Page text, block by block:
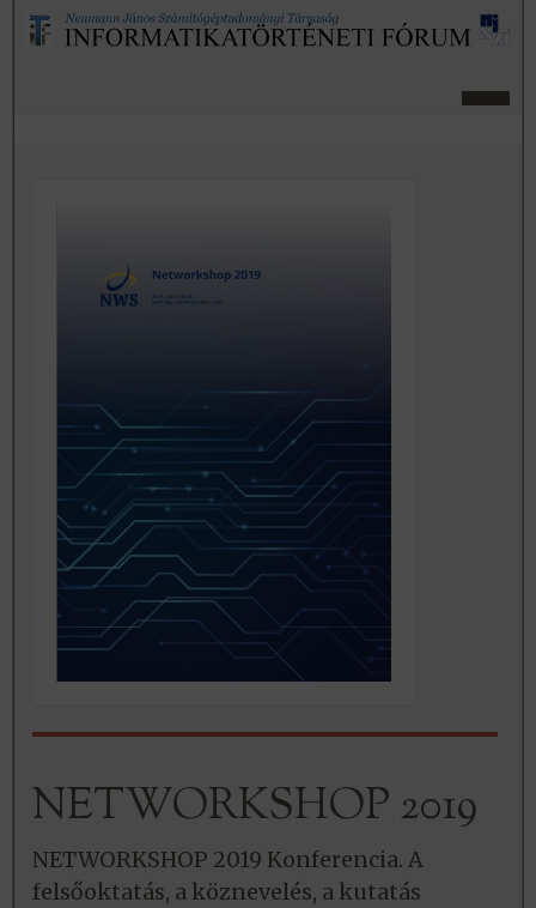
NETWORKSHOP 2019
NETWORKSHOP 2019 Konferencia. A
felsőoktatás, a köznevelés, a kutatás